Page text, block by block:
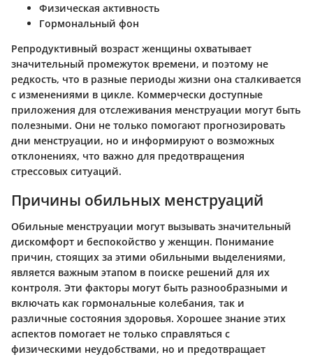
Физическая активность
Гормональный фон
Репродуктивный возраст женщины охватывает
значительный промежуток времени, и поэтому не
редкость, что в разные периоды жизни она сталкивается
с изменениями в цикле. Коммерчески доступные
приложения для отслеживания менструации могут быть
полезными. Они не только помогают прогнозировать
дни менструации, но и информируют о возможных
отклонениях, что важно для предотвращения
стрессовых ситуаций.
Причины обильных менструаций
Обильные менструации могут вызывать значительный
дискомфорт и беспокойство у женщин. Понимание
причин, стоящих за этими обильными выделениями,
является важным этапом в поиске решений для их
контроля. Эти факторы могут быть разнообразными и
включать как гормональные колебания, так и
различные состояния здоровья. Хорошее знание этих
аспектов помогает не только справляться с
физическими неудобствами, но и предотвращает